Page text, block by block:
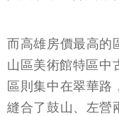
而高雄房價最高的
山區美術館特區中
區則集中在翠華路
縫合了鼓山、左營